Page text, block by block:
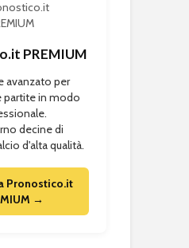
PREMIUM
avanzato per
partite in modo
decine di
d'alta qualità.
Pronostico.it
→